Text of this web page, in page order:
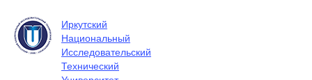
Иркутский
Национальный
Исследовательский
Технический